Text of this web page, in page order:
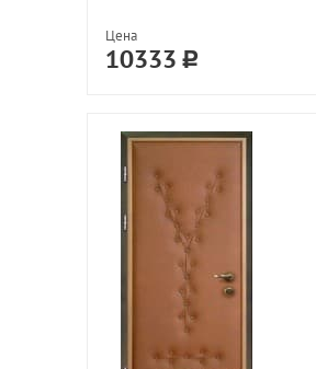
Цена
10333